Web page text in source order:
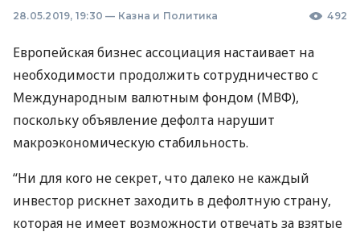
28.05.2019, 19:30 — Казна и Политика 492
Европейская бизнес ассоциация настаивает на
необходимости продолжить сотрудничество с
Международным валютным фондом (МВФ),
поскольку объявление дефолта нарушит
макроэкономическую стабильность.
“Ни для кого не секрет, что далеко не каждый
инвестор рискнет заходить в дефолтную страну,
которая не имеет возможности отвечать за взятые